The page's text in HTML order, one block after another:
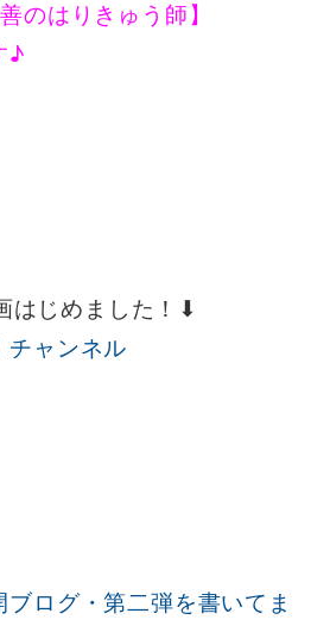
のはりきゅう師】
♪
はじめました！⬇︎
チャンネル
ログ・第二弾を書いてま